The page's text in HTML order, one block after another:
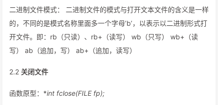
二进制文件模式： 二进制文件的模式与打开文本文件的含义是一样
的，不同的是模式名称里面多一个字母’b’，以表示以二进制形式打
开文件。即：rb（只读）、rb+（读写） wb（只写） wb+（读
写） ab（追加，写） ab+（追加，读写）
2.2 关闭文件
函数原型：*int fclose(FILE fp);